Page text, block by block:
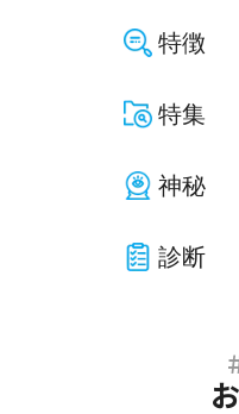
特徴
特集
神秘
診断